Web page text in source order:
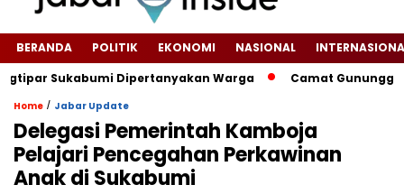
BERANDA POLITIK EKONOMI NASIONAL
Sukabumi Dipertanyakan Warga
‎‎Camat Gunungguruh
Home / Jabar Update
Delegasi Pemerintah Kamboja
Pelajari Pencegahan Perkawinan
Anak di Sukabumi